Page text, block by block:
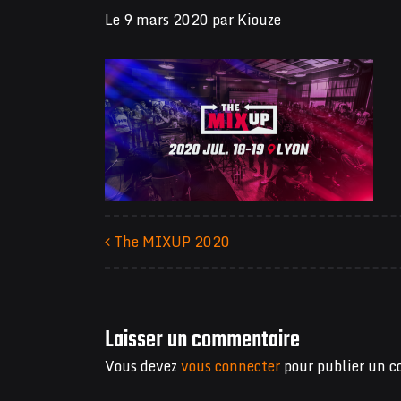
Le9 mars 2020 parKiouze
The MIXUP 2020
Laisser un commentaire
Vous devezvous connecterpour publier un